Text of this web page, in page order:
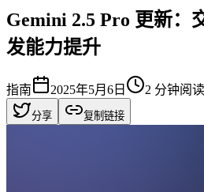
Gemini 2.5 Pro 更新：
发能力提升
指南 2025年5月6日 2 分钟阅读
分享 复制链接